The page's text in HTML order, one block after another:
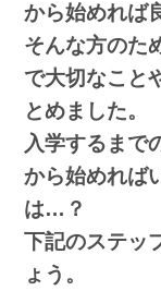
から始めれば
そんな方のた
で大切なこと
とめました。
入学するまで
から始めれば
は…？
下記のステッ
ょう。